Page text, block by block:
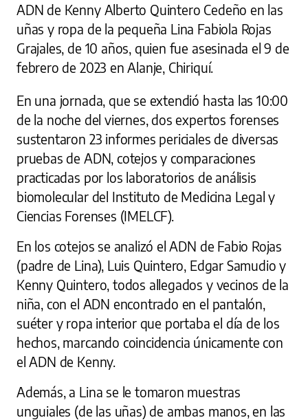
ADN de Kenny Alberto Quintero Cedeño en las
uñas y ropa de la pequeña Lina Fabiola Rojas
Grajales, de 10 años, quien fue asesinada el 9 de
febrero de 2023 en Alanje, Chiriquí.
En una jornada, que se extendió hasta las 10:00
de la noche del viernes, dos expertos forenses
sustentaron 23 informes periciales de diversas
pruebas de ADN, cotejos y comparaciones
practicadas por los laboratorios de análisis
biomolecular del Instituto de Medicina Legal y
Ciencias Forenses (IMELCF).
En los cotejos se analizó el ADN de Fabio Rojas
(padre de Lina), Luis Quintero, Edgar Samudio y
Kenny Quintero, todos allegados y vecinos de la
niña, con el ADN encontrado en el pantalón,
suéter y ropa interior que portaba el día de los
hechos, marcando coincidencia únicamente con
el ADN de Kenny.
Además, a Lina se le tomaron muestras
unguiales (de las uñas) de ambas manos, en las